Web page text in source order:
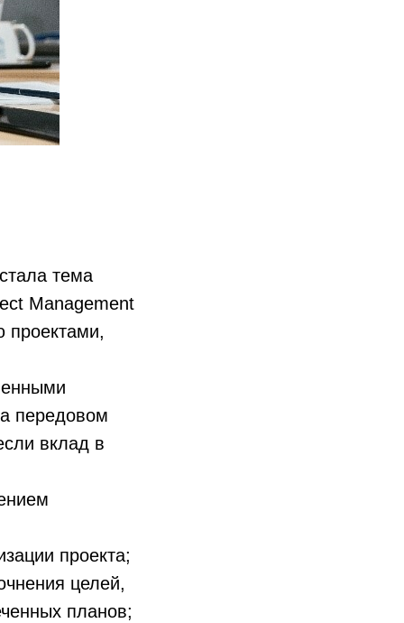
тема
Management
проектами,
передовом
вклад в
проекта;
целей,
планов;